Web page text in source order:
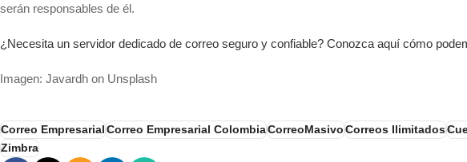
serán responsables de él.
¿Necesita un servidor dedicado de correo seguro y confiable? Conozca aquí cómo
Imagen: Javardh on Unsplash
Correo Empresarial Correo Empresarial ColombiaCorreoMasivo Correos Ilimitados
Zimbra